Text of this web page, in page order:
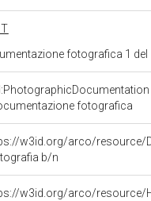
IT
fotografica 1
fotografica
w3id.org/arco/resource/
b/n
w3id.org/arco/resource/